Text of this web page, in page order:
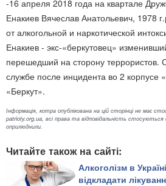
-16 апреля 2018 года на квартале
Енакиев Вячеслав Анатольевич, 1978
от алкогольной и наркотической
Енакиев - экс-«беркутовец»
перешедший на сторону террористов.
службе после инцидента во 2 корпусе
«Беркут».
Інформація, котра опублікована на цій сторінці не має
patrioty.org.ua, всі права та відповідальність стосуються
оприлюднили.
Читайте також на сайті:
Алкоголізм в
відкладати